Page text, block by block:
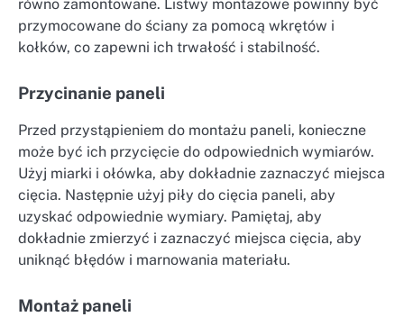
równo zamontowane. Listwy montażowe powinny być
przymocowane do ściany za pomocą wkrętów i
kołków, co zapewni ich trwałość i stabilność.
Przycinanie paneli
Przed przystąpieniem do montażu paneli, konieczne
może być ich przycięcie do odpowiednich wymiarów.
Użyj miarki i ołówka, aby dokładnie zaznaczyć miejsca
cięcia. Następnie użyj piły do cięcia paneli, aby
uzyskać odpowiednie wymiary. Pamiętaj, aby
dokładnie zmierzyć i zaznaczyć miejsca cięcia, aby
uniknąć błędów i marnowania materiału.
Montaż paneli